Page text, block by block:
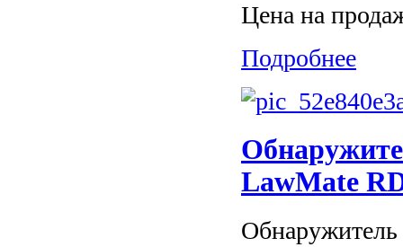
Цена на
Подробнее
LawMate